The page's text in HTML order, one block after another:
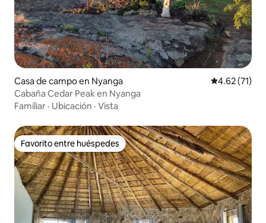
Casa de campo en Nyanga Calificación
4.62 (71)
Cabaña Cedar Peak en Nyanga
Familiar · Ubicación · Vista
Favorito entre huéspedes
Favorito entre huéspedes